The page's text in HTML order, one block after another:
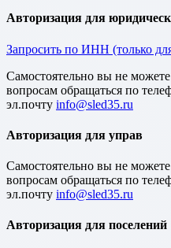
Авторизация для
Запросить по ИНН (только
Cамостоятельно вы не
вопросам обращаться по
эл.почту
Авторизация для управ
Cамостоятельно вы не
вопросам обращаться по
эл.почту
Авторизация для поселений